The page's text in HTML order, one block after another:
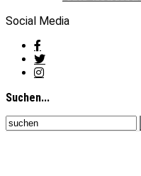
Social Media
Suchen...